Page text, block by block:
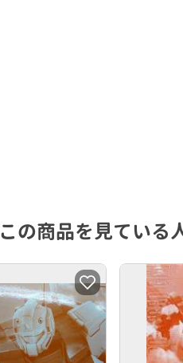
この商品を見ている